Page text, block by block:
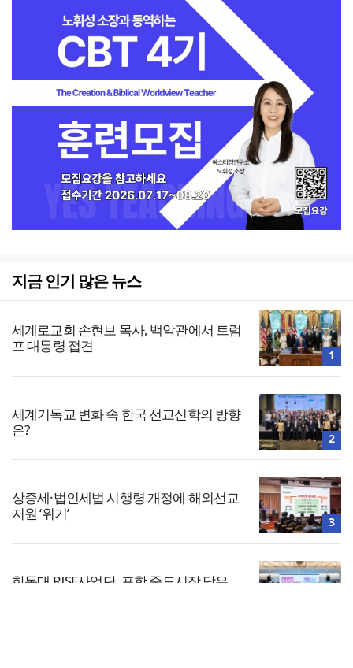
지금 인기 많은 뉴스
세계로교회 손현보 목사, 백악관에서 트럼
프 대통령 접견
1
세계기독교 변화 속 한국 선교신학의 방향
은?
2
상증세·법인세법 시행령 개정에 해외선교
지원 ‘위기’
3
한동대 RISE사업단, 포항 죽도시장 담은